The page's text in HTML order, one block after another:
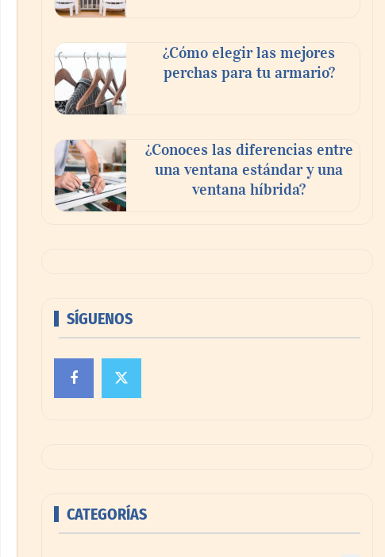
¿Cómo elegir las mejores
perchas para tu armario?
¿Conoces las diferencias entre
una ventana estándar y una
ventana híbrida?
SÍGUENOS
CATEGORÍAS